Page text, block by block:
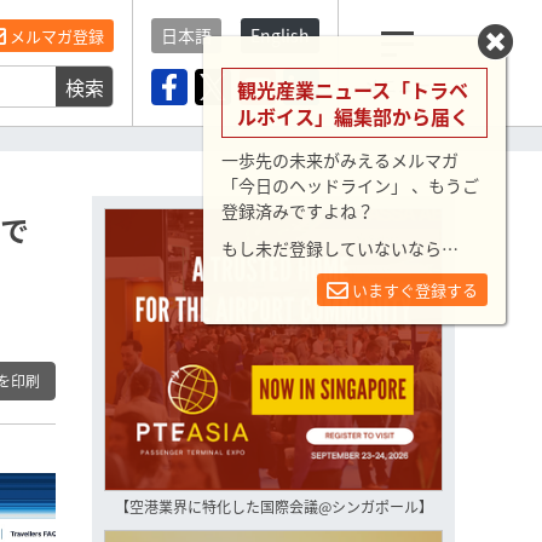
メルマガ登録
検索
日本語 English
メニュー
印刷
【空港業界に特化した国際会議@シンガポール】
観光産業ニュース「トラベ
ルボイス」編集部から届く
一歩先の未来がみえるメルマガ
「今日のヘッドライン」 、もうご
登録済みですよね？
もし未だ登録していないなら…
いますぐ登録する